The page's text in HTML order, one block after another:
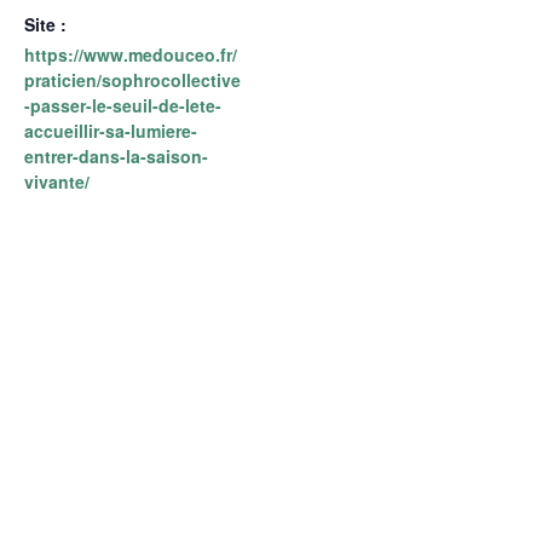
Site :
https://www.medouceo.fr/
praticien/sophrocollective
-passer-le-seuil-de-lete-
accueillir-sa-lumiere-
entrer-dans-la-saison-
vivante/